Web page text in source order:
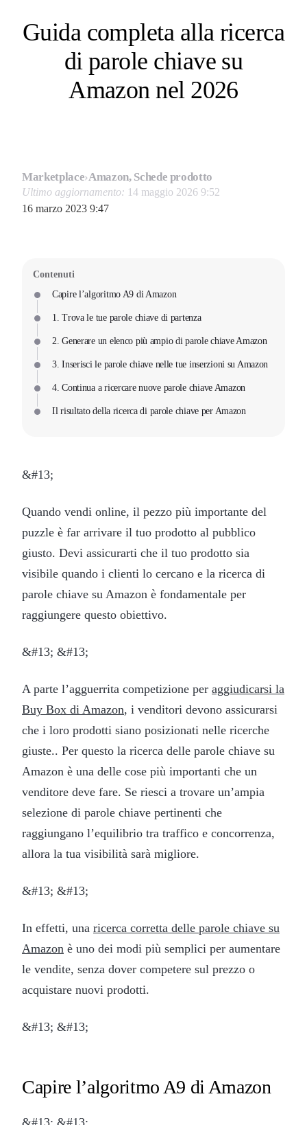
Guida completa alla ricerca
di parole chiave su
Amazon nel 2026
Marketplace›Amazon, Schede prodotto
Ultimo aggiornamento: 14 maggio 2026 9:52
16 marzo 2023 9:47
Contenuti
Capire l’algoritmo A9 di Amazon
1. Trova le tue parole chiave di partenza
2. Generare un elenco più ampio di parole chiave Amazon
3. Inserisci le parole chiave nelle tue inserzioni su Amazon
4. Continua a ricercare nuove parole chiave Amazon
Il risultato della ricerca di parole chiave per Amazon
&#13;
Quando vendi online, il pezzo più importante del
puzzle è far arrivare il tuo prodotto al pubblico
giusto. Devi assicurarti che il tuo prodotto sia
visibile quando i clienti lo cercano e la ricerca di
parole chiave su Amazon è fondamentale per
raggiungere questo obiettivo.
&#13; &#13;
A parte l’agguerrita competizione per aggiudicarsi la
Buy Box di Amazon, i venditori devono assicurarsi
che i loro prodotti siano posizionati nelle ricerche
giuste.. Per questo la ricerca delle parole chiave su
Amazon è una delle cose più importanti che un
venditore deve fare. Se riesci a trovare un’ampia
selezione di parole chiave pertinenti che
raggiungano l’equilibrio tra traffico e concorrenza,
allora la tua visibilità sarà migliore.
&#13; &#13;
In effetti, una ricerca corretta delle parole chiave su
Amazon è uno dei modi più semplici per aumentare
le vendite, senza dover competere sul prezzo o
acquistare nuovi prodotti.
&#13; &#13;
Capire l’algoritmo A9 di Amazon
&#13; &#13;